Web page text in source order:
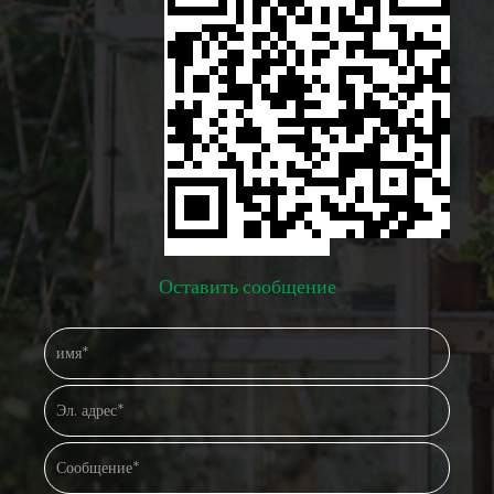
много солнечного света. Привязка-это критическая деталь,
которую многие владельцы могут упускать из виду. Более
сильная политуннельная тепличная рама и крышка не
останутся на месте без надлежащего якорного привязки.
Многие дизайны поставляются с такими вариантами, как
заземляющие колышки, якорные пластины или стойки с
бетоном. Закрепление рамы на землю помогает ему
оставаться стабильным во время тяжелых ветров, сохраняя
защиту как растения, так и структуру. Другим фактором,
влияющим на сопротивление ветра, является форма
политуннельной теплицы. Округлые или изогнутые
конструкции крыши имеют тенденцию отклонять ветер
более эффективно, чем плоские поверхности. Гладкая,
Оставить сообщение